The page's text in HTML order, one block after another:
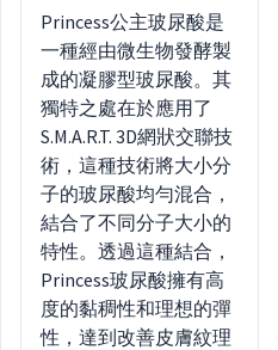
Princess公主玻尿酸是
一種經由微生物發酵製
成的凝膠型玻尿酸。其
獨特之處在於應用了
S.M.A.R.T. 3D網狀交聯技
術，這種技術將大小分
子的玻尿酸均勻混合，
結合了不同分子大小的
特性。透過這種結合，
Princess玻尿酸擁有高
度的黏稠性和理想的彈
性，達到改善皮膚紋理